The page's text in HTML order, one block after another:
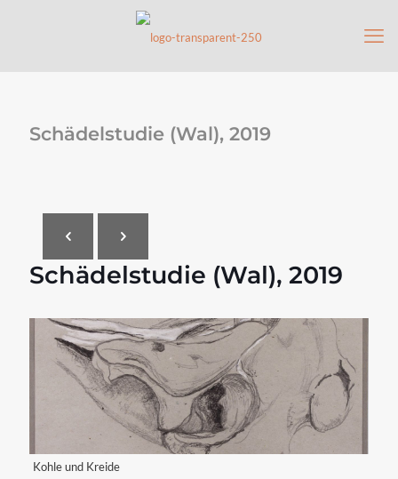
Schädelstudie (Wal), 2019
Schädelstudie (Wal), 2019
Kohle und Kreide